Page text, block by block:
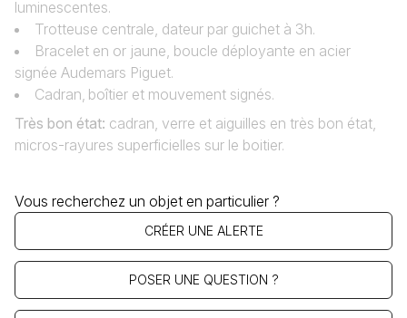
luminescentes.
Trotteuse centrale, dateur par guichet à 3h.
Bracelet en or jaune, boucle déployante en acier
signée Audemars Piguet.
Cadran‚ boîtier et mouvement signés.
Très bon état: cadran, verre et aiguilles en très bon état,
micros-rayures superficielles sur le boitier.
Vous recherchez un objet en particulier ?
CRÉER UNE ALERTE
POSER UNE QUESTION ?